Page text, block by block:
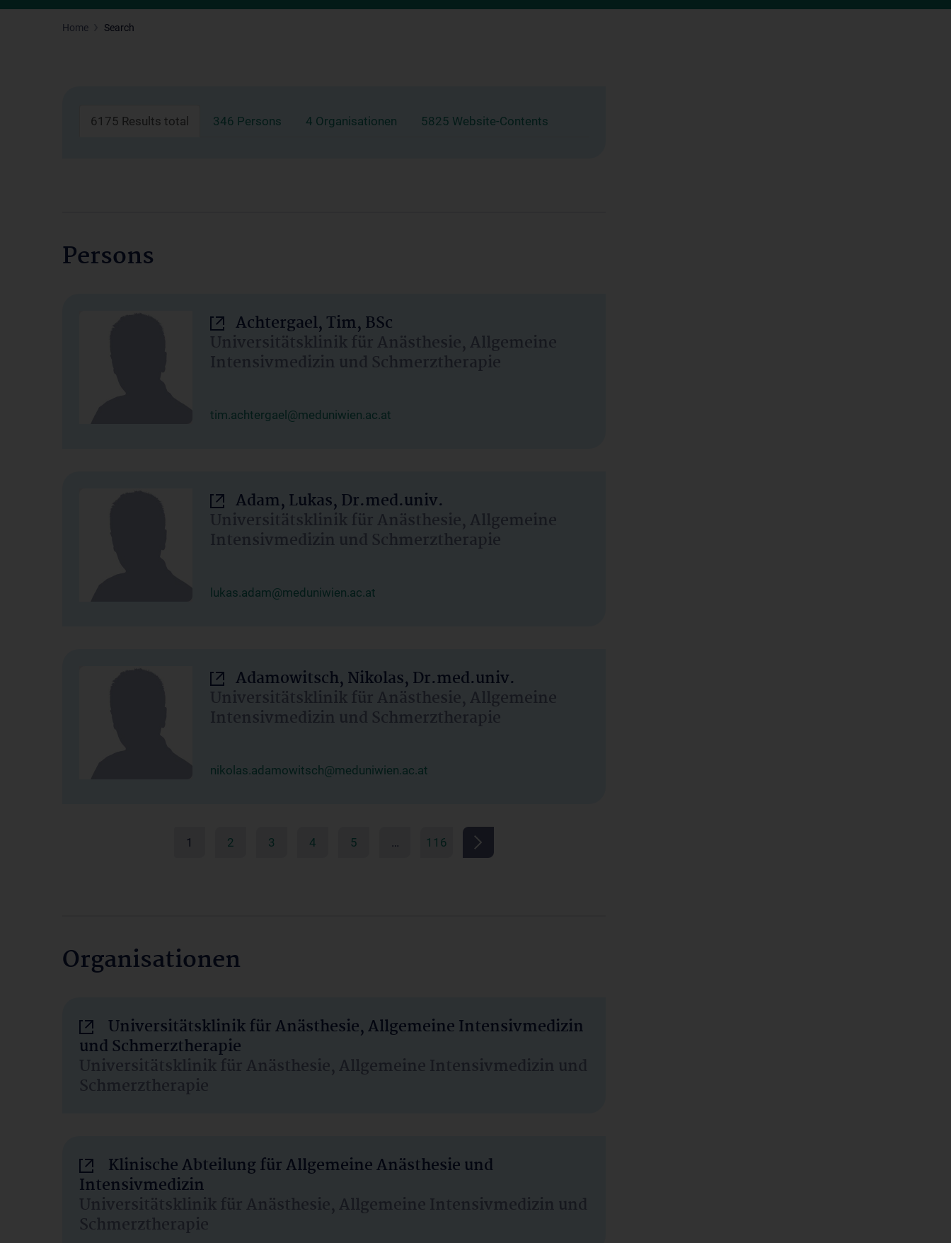
Home Search
6175 Results total 346 Persons 4 Organisationen 5825 Website-Contents
Persons
Achtergael, Tim, BSc
Universitätsklinik für Anästhesie, Allgemeine
Intensivmedizin und Schmerztherapie
tim.achtergael@meduniwien.ac.at
Adam, Lukas, Dr.med.univ.
Universitätsklinik für Anästhesie, Allgemeine
Intensivmedizin und Schmerztherapie
lukas.adam@meduniwien.ac.at
Adamowitsch, Nikolas, Dr.med.univ.
Universitätsklinik für Anästhesie, Allgemeine
Intensivmedizin und Schmerztherapie
nikolas.adamowitsch@meduniwien.ac.at
1 2 3 4 5 … 116
Organisationen
Universitätsklinik für Anästhesie, Allgemeine Intensivmedizin
und Schmerztherapie
Universitätsklinik für Anästhesie, Allgemeine Intensivmedizin und
Schmerztherapie
Klinische Abteilung für Allgemeine Anästhesie und
Intensivmedizin
Universitätsklinik für Anästhesie, Allgemeine Intensivmedizin und
Schmerztherapie